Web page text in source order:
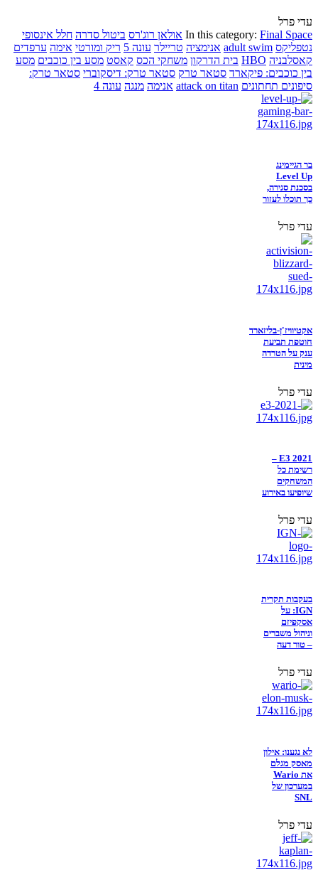
עדי פרל
In this category: Final Space אולאן רוג'רס ביטול סדרה חלל אינסופי
נטפליקס adult swim אנימציה טריילר עונה 5 ריק ומורטי אימה ערפדים
קאסלבניה HBO בית הדרקון משחקי הכס קאסט מסע בין כוכבים מסע
בין כוכבים: פיקארד סטאר טרק סטאר טרק: דיסקוברי סטאר טרק:
סיפונים תחתונים attack on titan אנימה מנגה עונה 4
בר הגיימינג
Level Up
בסכנת סגירה,
כך תוכלו לעזור
עדי פרל
אקטיוויז'ן-בליזארד
חוטפת תביעת
ענק על הטרדה
מינית
עדי פרל
E3 2021 –
רשימת כל
המשחקים
שיופיעו באירוע
עדי פרל
בעקבות תקרית
IGN: על
אסקפיזם
וניהול משברים
– טור דעה
עדי פרל
לא נגענו: אילון
מאסק מגלם
את Wario
במערכון של
SNL
עדי פרל